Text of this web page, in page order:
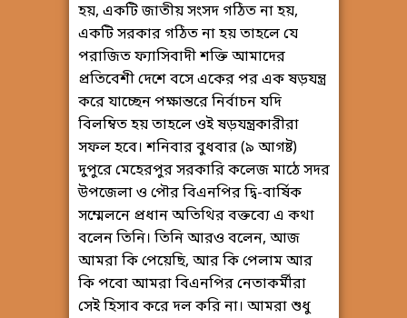
হয়, একটি জাতীয় সংসদ গঠিত না হয়,
একটি সরকার গঠিত না হয় তাহলে যে
পরাজিত ফ্যাসিবাদী শক্তি আমাদের
প্রতিবেশী দেশে বসে একের পর এক ষড়যন্ত্র
করে যাচ্ছেন পক্ষান্তরে নির্বাচন যদি
বিলম্বিত হয় তাহলে ওই ষড়যন্ত্রকারীরা
সফল হবে। শনিবার বুধবার (৯ আগষ্ট)
দুপুরে মেহেরপুর সরকারি কলেজ মাঠে সদর
উপজেলা ও পৌর বিএনপির দ্বি-বার্ষিক
সম্মেলনে প্রধান অতিথির বক্তব্যে এ কথা
বলেন তিনি। তিনি আরও বলেন, আজ
আমরা কি পেয়েছি, আর কি পেলাম আর
কি পবো আমরা বিএনপির নেতাকর্মীরা
সেই হিসাব করে দল করি না। আমরা শুধু